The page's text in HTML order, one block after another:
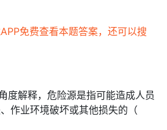
免费查看本题答案，还可以搜
度解释，危险源是指可能造成人员
作业环境破坏或其他损失的（